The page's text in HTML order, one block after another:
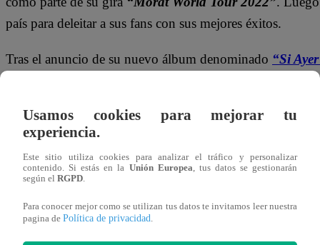
país para deleitar a sus fans con sus mejores éxitos.
Tras el anuncio de su nuevo álbum denominado “Si
artistas musicales creció no solo en el Perú, sino
las mismas.
¡¡¡Que locura lo que está pasando con Si
¡¡¡Gracias a todos, de verdad!!!
— Morat (@MoratBanda)
Usamos cookies para mejorar tu
experiencia.
Este sitio utiliza cookies para analizar el tráfico y personalizar
contenido. Si estás en la Unión Europea , tus datos se gestionarán
según el RGPD
Para conocer mejor como se utilizan tus datos te invitamos leer nuestra
pagina de Política de privacidad